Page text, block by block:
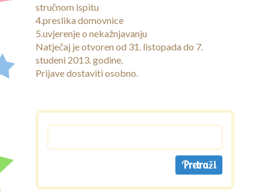
stručnom ispitu
4.preslika domovnice
5.uvjerenje o nekažnjavanju
Natječaj je otvoren od 31. listopada do 7.
studeni 2013. godine.
Prijave dostaviti osobno.